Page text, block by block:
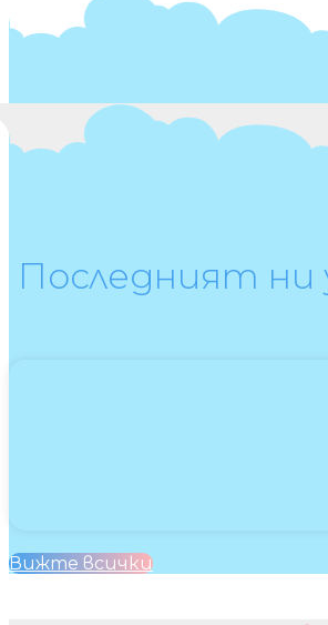
Последният ни
Вижте всички